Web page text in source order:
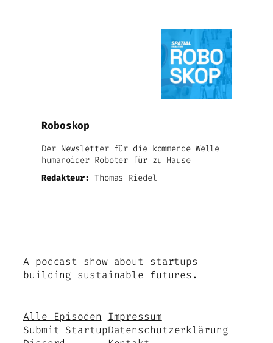
Roboskop
Der Newsletter für die kommende Welle
humanoider Roboter für zu Hause
Redakteur: Thomas Riedel
A podcast show about startups
building sustainable futures.
Alle Episoden
Submit Startup
Impressum
Datenschutzerklärung